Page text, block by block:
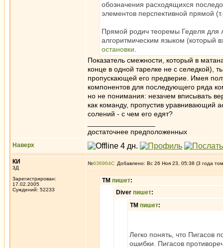
обозначения расходящихся
элементов перспективной прямой
Прямой родич теоремы Геделя для
алгоритмическим языком (который
остановки
Показатель смежности, который в
конце в одной тарелке не с селедкой),
пропускающей его предверие. Имея
компонентов для последующего ряда
но не понимания: незачем вписывать
как команду, пропустив уравнивающий
солений - с чем его едят?
достаточнее предположенных
Наверх
КИ
3Д
Зарегистрирован:
17.02.2005
Суждений: 52233
№636964 Добавлено: Вс 26 Ноя 23, 05:38 (3 года
ТМ пишет:
Diver пишет:
ТМ пишет:
Легко понять, что Пигасов
ошибки. Пигасов